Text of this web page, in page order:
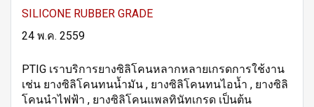
SILICONE RUBBER GRADE
24 พ.ค. 2559
PTIG เราบริการยางซิลิโคนหลากหลายเกรดการใช้งาน
เช่น ยางซิลิโคนทนน้ำมัน , ยางซิลิโคนทนไอน้ำ , ยางซิลิ
โคนนำไฟฟ้า , ยางซิลิโคนแพลทินัทเกรด เป็นต้น